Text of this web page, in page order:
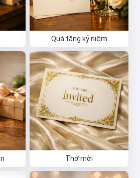
Quà tặng kỷ niệm
Thơ mời